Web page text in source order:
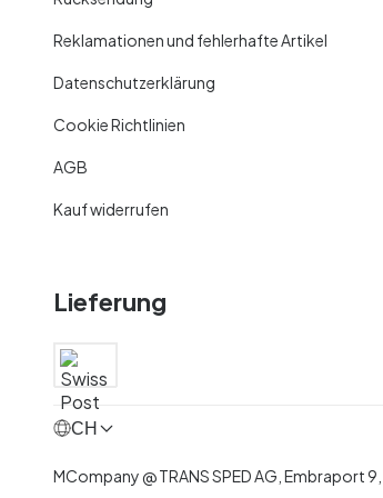
Reklamationen und fehlerhafte Artikel
Datenschutzerklärung
Cookie Richtlinien
AGB
Kauf widerrufen
Lieferung
CH
MCompany@TRANS SPED AG, Embraport 9